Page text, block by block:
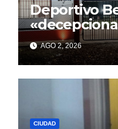
Deportivo
Cagliardi y
incumplidas
AGO 2, 2026
CIUDAD